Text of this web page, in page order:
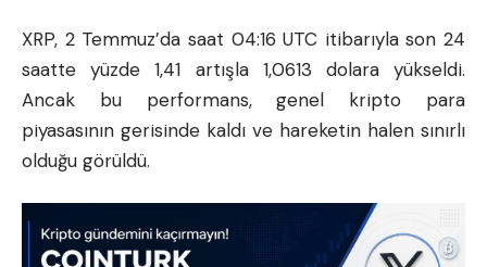
XRP, 2 Temmuz’da saat 04:16 UTC itibarıyla son 24
saatte yüzde 1,41 artışla 1,0613 dolara yükseldi.
Ancak bu performans, genel kripto para
piyasasının gerisinde kaldı ve hareketin halen sınırlı
olduğu görüldü.